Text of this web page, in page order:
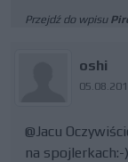
Przejdź do wpisu
oshi
@Jacu
na